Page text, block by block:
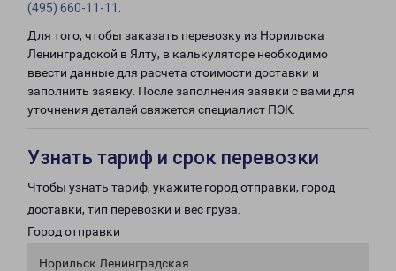
(495) 660-11-11
Для того, чтобы заказать перевозку из Норильска
Ленинградской в Ялту, в калькуляторе необходимо
ввести данные для расчета стоимости доставки и
заполнить заявку. После заполнения заявки с вами для
уточнения деталей свяжется специалист ПЭК.
Узнать тариф и срок перевозки
Чтобы узнать тариф, укажите город отправки, город
доставки, тип перевозки и вес груза.
Город отправки
Норильск Ленинградская